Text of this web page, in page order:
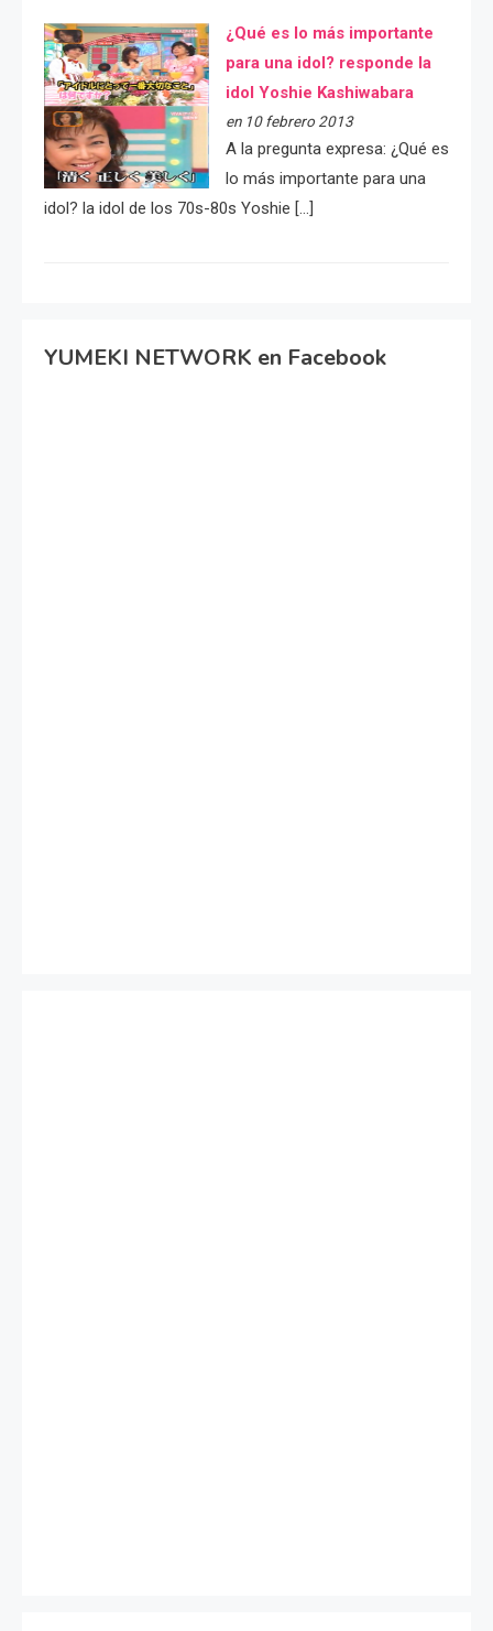
¿Qué es lo más importante
para una idol? responde la
idol Yoshie Kashiwabara
en 10 febrero 2013
A la pregunta expresa: ¿Qué es
lo más importante para una
idol? la idol de los 70s-80s Yoshie […]
YUMEKI NETWORK en Facebook